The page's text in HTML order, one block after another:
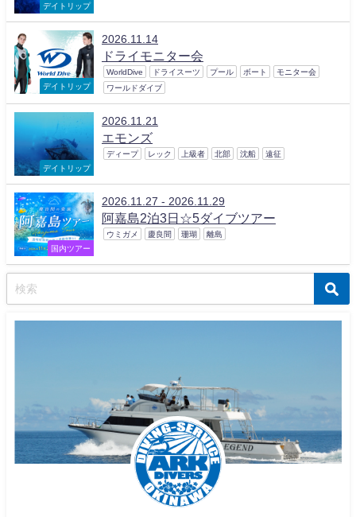
デイトリップ
デイトリップ
2026.11.14
ドライモニター会
WorldDive ドライスーツ プール ボート
モニター会
ワールドダイブ
デイトリップ
2026.11.21
エモンズ
ディープ レック 上級者 北部 沈船 遠征
国内ツアー
2026.11.27 - 2026.11.29
阿嘉島2泊3日☆5ダイブツアー
ウミガメ 慶良間 珊瑚 離島